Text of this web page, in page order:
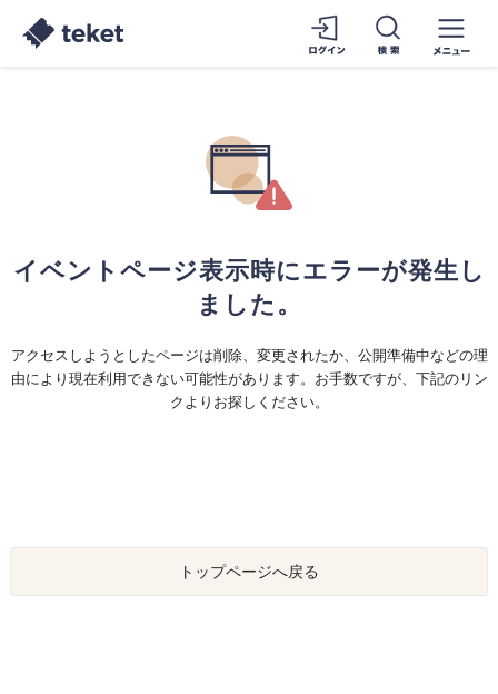
イベントページ表示時にエラーが発生し
ました。
アクセスしようとしたページは削除、変更されたか、公開準備中などの理
由により現在利用できない可能性があります。お手数ですが、下記のリン
クよりお探しください。
トップページへ戻る